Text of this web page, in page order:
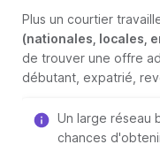
Plus un courtier
(nationales, locales,
de trouver une offre
débutant, expatrié,
Un large réseau
chances